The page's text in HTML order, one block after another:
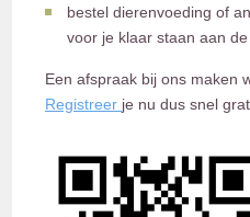
bestel dierenvoeding of
voor je klaar staan aan
Een afspraak bij ons maken
Registreer je nu dus snel